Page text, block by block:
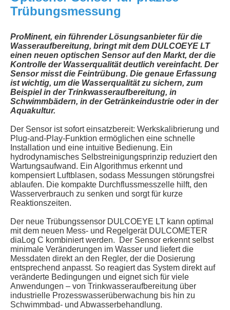
Trübungsmessung
ProMinent, ein führender Lösungsanbieter für die
Wasseraufbereitung, bringt mit dem DULCOEYE LT
einen neuen optischen Sensor auf den Markt, der die
Kontrolle der Wasserqualität deutlich vereinfacht. Der
Sensor misst die Feintrübung. Die genaue Erfassung
ist wichtig, um die Wasserqualität zu sichern, zum
Beispiel in der Trinkwasseraufbereitung, in
Schwimmbädern, in der Getränkeindustrie oder in der
Aquakultur.
Der Sensor ist sofort einsatzbereit: Werkskalibrierung und
Plug-and-Play-Funktion ermöglichen eine schnelle
Installation und eine intuitive Bedienung. Ein
hydrodynamisches Selbstreinigungsprinzip reduziert den
Wartungsaufwand. Ein Algorithmus erkennt und
kompensiert Luftblasen, sodass Messungen störungsfrei
ablaufen. Die kompakte Durchflussmesszelle hilft, den
Wasserverbrauch zu senken und sorgt für kurze
Reaktionszeiten.
Der neue Trübungssensor DULCOEYE LT kann optimal
mit dem neuen Mess- und Regelgerät DULCOMETER
diaLog C kombiniert werden. Der Sensor erkennt selbst
minimale Veränderungen im Wasser und liefert die
Messdaten direkt an den Regler, der die Dosierung
entsprechend anpasst. So reagiert das System direkt auf
veränderte Bedingungen und eignet sich für viele
Anwendungen – von Trinkwasseraufbereitung über
industrielle Prozesswasserüberwachung bis hin zu
Schwimmbad- und Abwasserbehandlung.